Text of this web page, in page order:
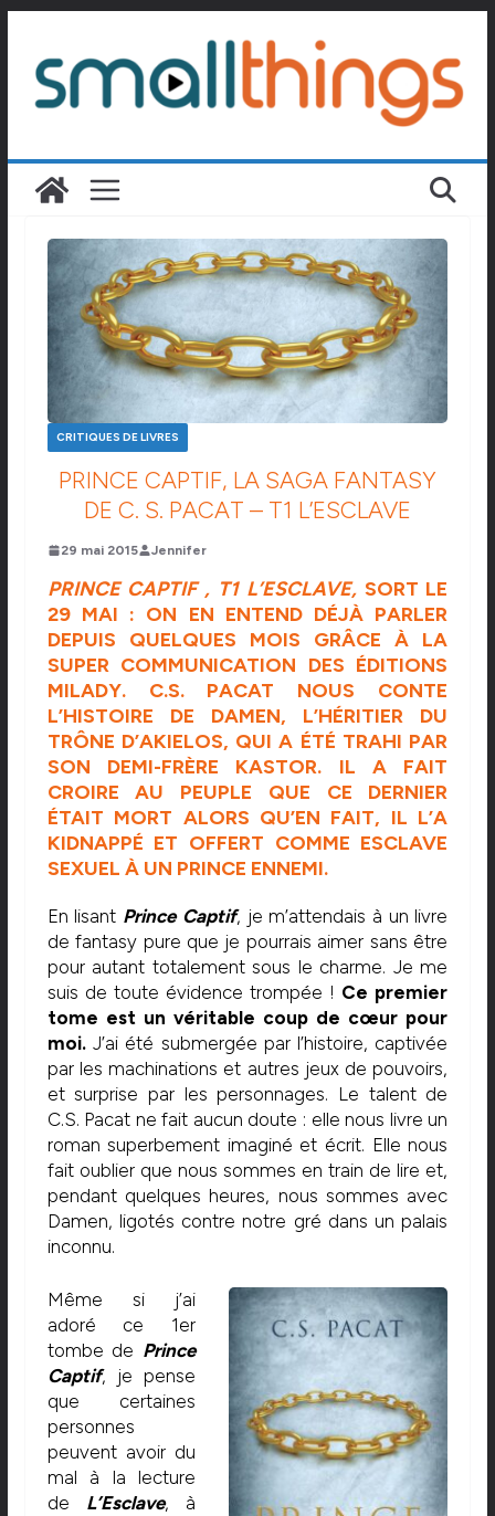
contenu
CRITIQUES DE LIVRES
PRINCE CAPTIF, LA SAGA FANTASY
DE C. S. PACAT – T1 L’ESCLAVE
29 mai 2015 Jennifer
PRINCE CAPTIF , T1 L’ESCLAVE, SORT LE
29 MAI : ON EN ENTEND DÉJÀ PARLER
DEPUIS QUELQUES MOIS GRÂCE À LA
SUPER COMMUNICATION DES ÉDITIONS
MILADY. C.S. PACAT NOUS CONTE
L’HISTOIRE DE DAMEN, L’HÉRITIER DU
TRÔNE D’AKIELOS, QUI A ÉTÉ TRAHI PAR
SON DEMI-FRÈRE KASTOR. IL A FAIT
CROIRE AU PEUPLE QUE CE DERNIER
ÉTAIT MORT ALORS QU’EN FAIT, IL L’A
KIDNAPPÉ ET OFFERT COMME ESCLAVE
SEXUEL À UN PRINCE ENNEMI.
En lisant Prince Captif, je m’attendais à un livre
de fantasy pure que je pourrais aimer sans être
pour autant totalement sous le charme. Je me
suis de toute évidence trompée ! Ce premier
tome est un véritable coup de cœur pour
moi. J’ai été submergée par l’histoire, captivée
par les machinations et autres jeux de pouvoirs,
et surprise par les personnages. Le talent de
C.S. Pacat ne fait aucun doute : elle nous livre un
roman superbement imaginé et écrit. Elle nous
fait oublier que nous sommes en train de lire et,
pendant quelques heures, nous sommes avec
Damen, ligotés contre notre gré dans un palais
inconnu.
Même si j’ai
adoré ce 1er
tombe de Prince
Captif, je pense
que certaines
personnes
peuvent avoir du
mal à la lecture
de L’Esclave, à